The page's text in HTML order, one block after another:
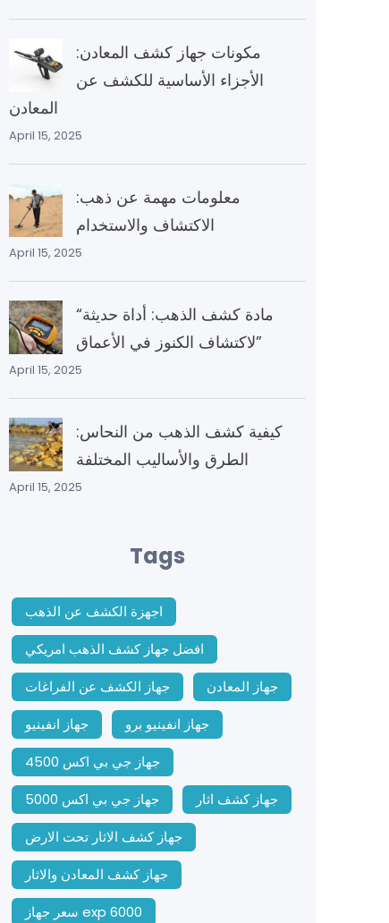
مكونات جهاز كشف المعادن:
الأجزاء الأساسية للكشف عن
المعادن
April 15, 2025
معلومات مهمة عن ذهب:
الاكتشاف والاستخدام
April 15, 2025
“مادة كشف الذهب: أداة حديثة
لاكتشاف الكنوز في الأعماق”
April 15, 2025
كيفية كشف الذهب من النحاس:
الطرق والأساليب المختلفة
April 15, 2025
Tags
اجهزة الكشف عن الذهب
افضل جهاز كشف الذهب امريكي
جهاز الكشف عن الفراغات
جهاز المعادن
جهاز انفينيو
جهاز انفينيو برو
جهاز جي بي اكس 4500
جهاز جي بي اكس 5000
جهاز كشف اثار
جهاز كشف الاثار تحت الارض
جهاز كشف المعادن والاثار
سعر جهاز exp 6000